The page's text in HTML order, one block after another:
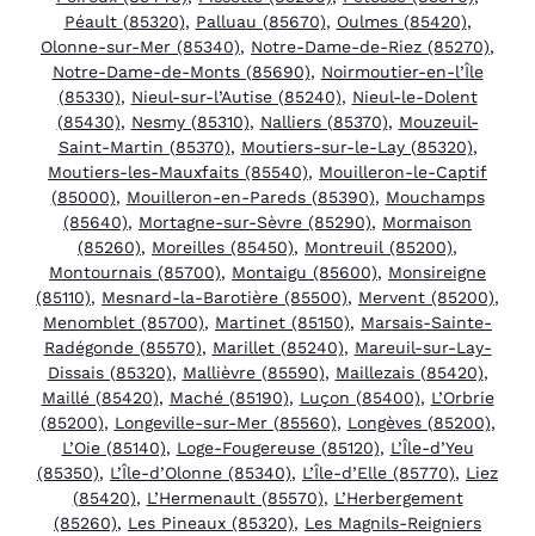
Péault (85320), Palluau (85670), Oulmes (85420),
Olonne-sur-Mer (85340), Notre-Dame-de-Riez (85270),
Notre-Dame-de-Monts (85690), Noirmoutier-en-l’Île
(85330), Nieul-sur-l’Autise (85240), Nieul-le-Dolent
(85430), Nesmy (85310), Nalliers (85370), Mouzeuil-
Saint-Martin (85370), Moutiers-sur-le-Lay (85320),
Moutiers-les-Mauxfaits (85540), Mouilleron-le-Captif
(85000), Mouilleron-en-Pareds (85390), Mouchamps
(85640), Mortagne-sur-Sèvre (85290), Mormaison
(85260), Moreilles (85450), Montreuil (85200),
Montournais (85700), Montaigu (85600), Monsireigne
(85110), Mesnard-la-Barotière (85500), Mervent (85200),
Menomblet (85700), Martinet (85150), Marsais-Sainte-
Radégonde (85570), Marillet (85240), Mareuil-sur-Lay-
Dissais (85320), Mallièvre (85590), Maillezais (85420),
Maillé (85420), Maché (85190), Luçon (85400), L’Orbrie
(85200), Longeville-sur-Mer (85560), Longèves (85200),
L’Oie (85140), Loge-Fougereuse (85120), L’Île-d’Yeu
(85350), L’Île-d’Olonne (85340), L’Île-d’Elle (85770), Liez
(85420), L’Hermenault (85570), L’Herbergement
(85260), Les Pineaux (85320), Les Magnils-Reigniers